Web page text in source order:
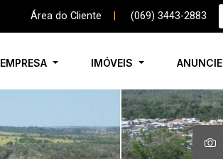
Área do Cliente (069) 3443-2883
EMPRESA IMÓVEIS ANUNCIE